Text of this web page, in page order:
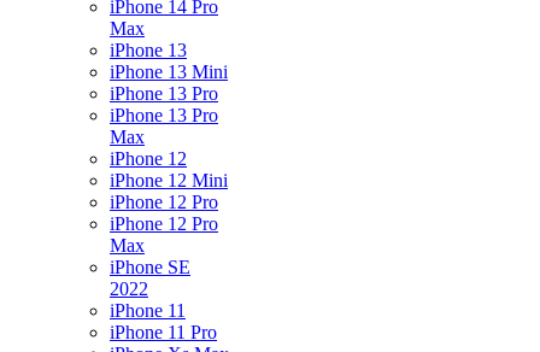
iPhone 14 Pro
Max
iPhone 13
iPhone 13 Mini
iPhone 13 Pro
iPhone 13 Pro
Max
iPhone 12
iPhone 12 Mini
iPhone 12 Pro
iPhone 12 Pro
Max
iPhone SE
2022
iPhone 11
iPhone 11 Pro